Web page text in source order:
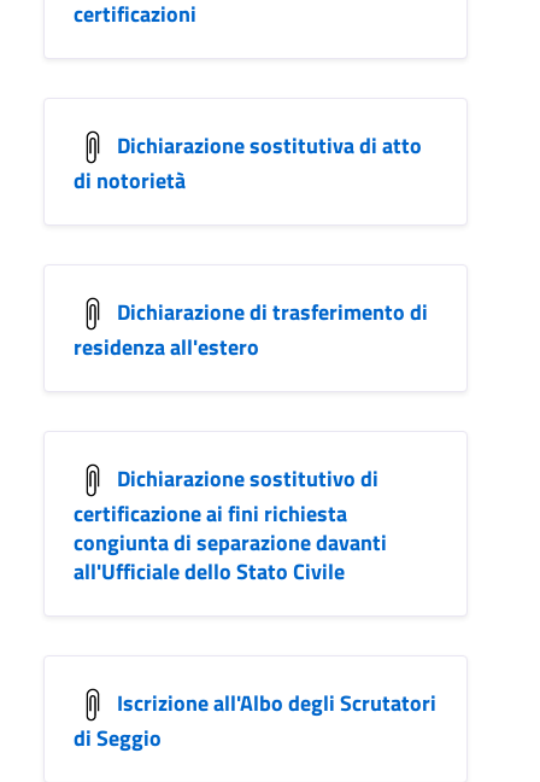
certificazioni
Dichiarazione sostitutiva di atto
di notorietà
Dichiarazione di trasferimento di
residenza all'estero
Dichiarazione sostitutivo di
certificazione ai fini richiesta
congiunta di separazione davanti
all'Ufficiale dello Stato Civile
Iscrizione all'Albo degli Scrutatori
di Seggio